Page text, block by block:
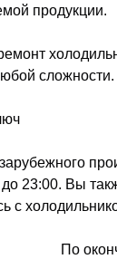
продукции.
23:00. Вы
с
По